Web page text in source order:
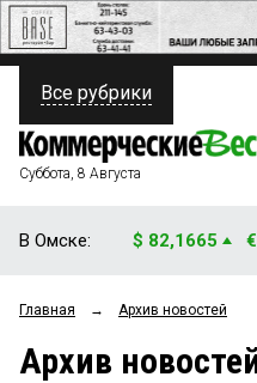
ПОЛИТИКА
ФИНАНСЫ
ОБЩЕСТВО
ЗАКОН
Все рубрики
Суббота, 8 Августа
В Омске: $ 82,1665
Главная → Архив новостей
Архив